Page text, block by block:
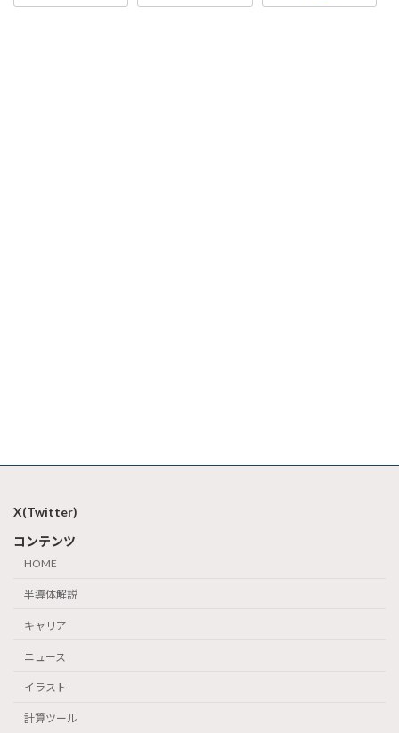
X(Twitter)
コンテンツ
HOME
半導体解説
キャリア
ニュース
イラスト
計算ツール